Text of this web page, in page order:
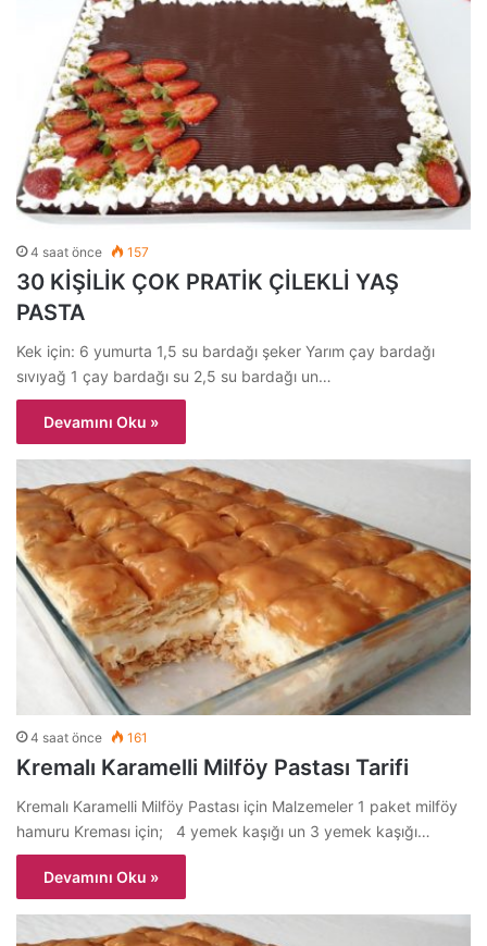
4 saat önce 157
30 KİŞİLİK ÇOK PRATİK ÇİLEKLİ YAŞ
PASTA
Kek için: 6 yumurta 1,5 su bardağı şeker Yarım çay bardağı
sıvıyağ 1 çay bardağı su 2,5 su bardağı un…
Devamını Oku »
4 saat önce 161
Kremalı Karamelli Milföy Pastası Tarifi
Kremalı Karamelli Milföy Pastası için Malzemeler 1 paket milföy
hamuru Kreması için; 4 yemek kaşığı un 3 yemek kaşığı…
Devamını Oku »